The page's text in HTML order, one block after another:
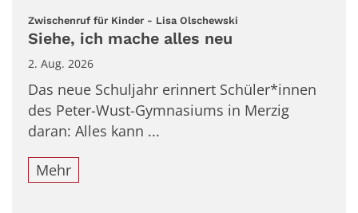
Zwischenruf für Kinder - Lisa Olschewski
Siehe, ich mache alles neu
2. Aug. 2026
Das neue Schuljahr erinnert Schüler*innen
des Peter-Wust-Gymnasiums in Merzig
daran: Alles kann ...
Mehr